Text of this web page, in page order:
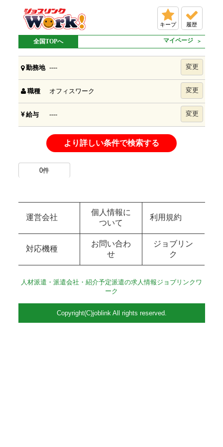
キープ 履歴
全国TOPへ マイページ
勤務地 ---- 変更
職種 オフィスワーク 変更
給与 ---- 変更
より詳しい条件で検索する
0件
運営会社
個人情報に
ついて
利用規約
対応機種
お問い合わ
せ
ジョブリン
ク
人材派遣・派遣会社・紹介予定派遣の求人情報ジョブリンクワ
ーク
Copyright(C)joblink All rights reserved.